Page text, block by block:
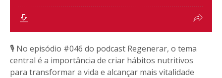
🎙️ No episódio #046 do podcast Regenerar, o tema
central é a importância de criar hábitos nutritivos
para transformar a vida e alcançar mais vitalidade